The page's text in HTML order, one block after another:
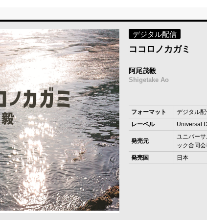
デジタル配信
ココロノカガミ
阿尾茂毅
Shigetake Ao
フォーマット
デジタル配
レーベル
Universal D
発売元
ユニバー
ック合同会
発売国
日本